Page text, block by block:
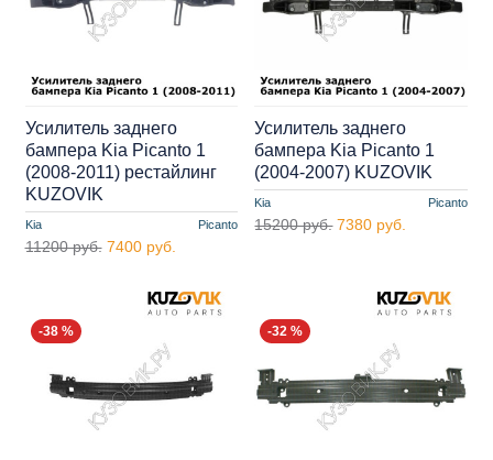
Kia Picanto
Усилитель заднего
бампера Kia Picanto 1
(2008-2011) рестайлинг
KUZOVIK
11200 руб. 7400 руб.
Kia Picanto
Усилитель заднего
бампера Kia Picanto 1
(2004-2007) KUZOVIK
15200 руб. 7380 руб.
-38 % -32 %